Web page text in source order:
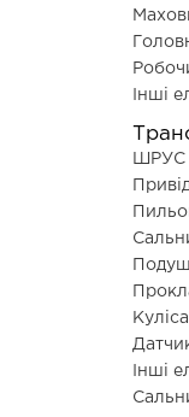
Інші
ШРУС
Куліса
Інші